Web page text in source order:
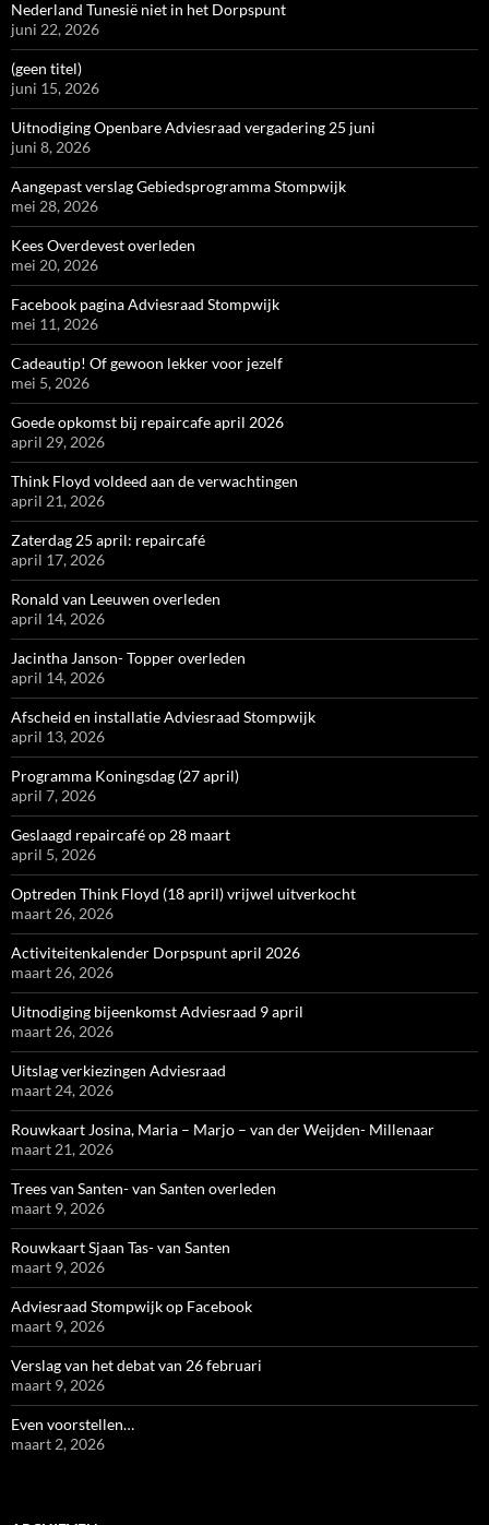
Nederland Tunesië niet in het Dorpspunt
juni 22, 2026
(geen titel)
juni 15, 2026
Uitnodiging Openbare Adviesraad vergadering 25 juni
juni 8, 2026
Aangepast verslag Gebiedsprogramma Stompwijk
mei 28, 2026
Kees Overdevest overleden
mei 20, 2026
Facebook pagina Adviesraad Stompwijk
mei 11, 2026
Cadeautip! Of gewoon lekker voor jezelf
mei 5, 2026
Goede opkomst bij repaircafe april 2026
april 29, 2026
Think Floyd voldeed aan de verwachtingen
april 21, 2026
Zaterdag 25 april: repaircafé
april 17, 2026
Ronald van Leeuwen overleden
april 14, 2026
Jacintha Janson- Topper overleden
april 14, 2026
Afscheid en installatie Adviesraad Stompwijk
april 13, 2026
Programma Koningsdag (27 april)
april 7, 2026
Geslaagd repaircafé op 28 maart
april 5, 2026
Optreden Think Floyd (18 april) vrijwel uitverkocht
maart 26, 2026
Activiteitenkalender Dorpspunt april 2026
maart 26, 2026
Uitnodiging bijeenkomst Adviesraad 9 april
maart 26, 2026
Uitslag verkiezingen Adviesraad
maart 24, 2026
Rouwkaart Josina, Maria – Marjo – van der Weijden- Millenaar
maart 21, 2026
Trees van Santen- van Santen overleden
maart 9, 2026
Rouwkaart Sjaan Tas- van Santen
maart 9, 2026
Adviesraad Stompwijk op Facebook
maart 9, 2026
Verslag van het debat van 26 februari
maart 9, 2026
Even voorstellen…
maart 2, 2026